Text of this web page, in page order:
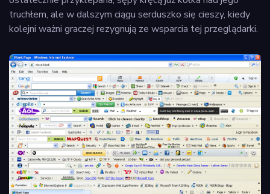
truchłem, ale w dalszym ciągu serduszko się cieszy, kiedy
kolejni ważni graczej rezygnują ze wsparcia tej przeglądarki.